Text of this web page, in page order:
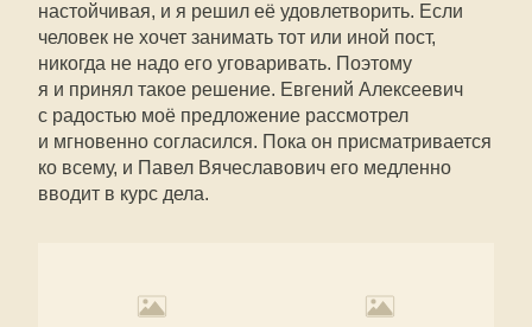
настойчивая, и я решил её удовлетворить. Если
человек не хочет занимать тот или иной пост,
никогда не надо его уговаривать. Поэтому
я и принял такое решение. Евгений Алексеевич
с радостью моё предложение рассмотрел
и мгновенно согласился. Пока он присматривается
ко всему, и Павел Вячеславович его медленно
вводит в курс дела.